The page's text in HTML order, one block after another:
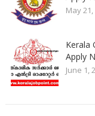
May 21,
Kerala
Apply
June 1,